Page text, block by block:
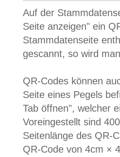
Auf der
Seite anzeigen" ein
Stammdatenseite
gescannt, so wird
QR-Codes können
Seite eines Pegels
Tab öffnen", welcher
Voreingestellt sind
Seitenlänge des QR-
QR-Code von 4cm ×